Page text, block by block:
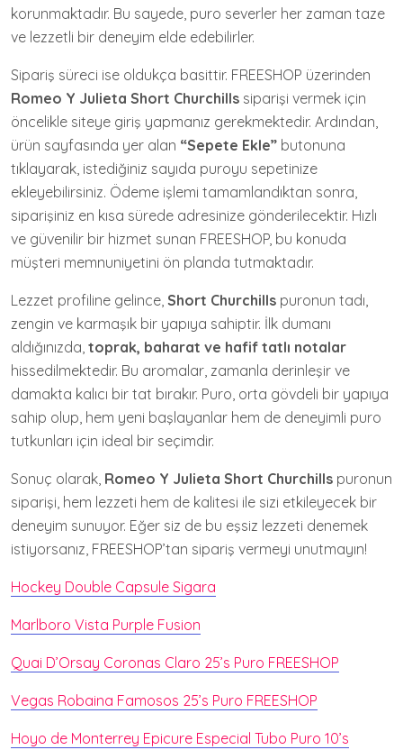
korunmaktadır. Bu sayede, puro severler her zaman taze
ve lezzetli bir deneyim elde edebilirler.
Sipariş süreci ise oldukça basittir. FREESHOP üzerinden
Romeo Y Julieta Short Churchills siparişi vermek için
öncelikle siteye giriş yapmanız gerekmektedir. Ardından,
ürün sayfasında yer alan “Sepete Ekle” butonuna
tıklayarak, istediğiniz sayıda puroyu sepetinize
ekleyebilirsiniz. Ödeme işlemi tamamlandıktan sonra,
siparişiniz en kısa sürede adresinize gönderilecektir. Hızlı
ve güvenilir bir hizmet sunan FREESHOP, bu konuda
müşteri memnuniyetini ön planda tutmaktadır.
Lezzet profiline gelince, Short Churchills puronun tadı,
zengin ve karmaşık bir yapıya sahiptir. İlk dumanı
aldığınızda, toprak, baharat ve hafif tatlı notalar
hissedilmektedir. Bu aromalar, zamanla derinleşir ve
damakta kalıcı bir tat bırakır. Puro, orta gövdeli bir yapıya
sahip olup, hem yeni başlayanlar hem de deneyimli puro
tutkunları için ideal bir seçimdir.
Sonuç olarak, Romeo Y Julieta Short Churchills puronun
siparişi, hem lezzeti hem de kalitesi ile sizi etkileyecek bir
deneyim sunuyor. Eğer siz de bu eşsiz lezzeti denemek
istiyorsanız, FREESHOP’tan sipariş vermeyi unutmayın!
Hockey Double Capsule Sigara
Marlboro Vista Purple Fusion
Quai D’Orsay Coronas Claro 25’s Puro FREESHOP
Vegas Robaina Famosos 25’s Puro FREESHOP
Hoyo de Monterrey Epicure Especial Tubo Puro 10’s